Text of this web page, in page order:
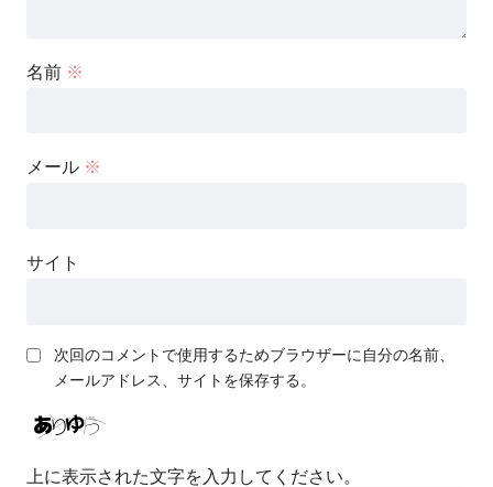
名前 ※
メール ※
サイト
次回のコメントで使用するためブラウザーに自分の名前、
メールアドレス、サイトを保存する。
上に表示された文字を入力してください。